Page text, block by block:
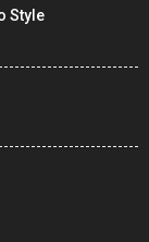
Style